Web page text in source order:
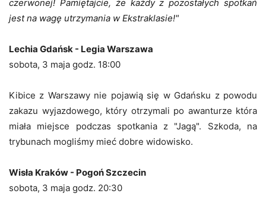
czerwonej! Pamiętajcie, że każdy z pozostałych spotkań
jest na wagę utrzymania w Ekstraklasie!"
Lechia Gdańsk - Legia Warszawa
sobota, 3 maja godz. 18:00
Kibice z Warszawy nie pojawią się w Gdańsku z powodu
zakazu wyjazdowego, który otrzymali po awanturze która
miała miejsce podczas spotkania z "Jagą". Szkoda, na
trybunach mogliśmy mieć dobre widowisko.
Wisła Kraków - Pogoń Szczecin
sobota, 3 maja godz. 20:30